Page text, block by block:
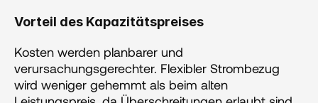
Vorteil des Kapazitätspreises
Kosten werden planbarer und
verursachungsgerechter. Flexibler Strombezug
wird weniger gehemmt als beim alten